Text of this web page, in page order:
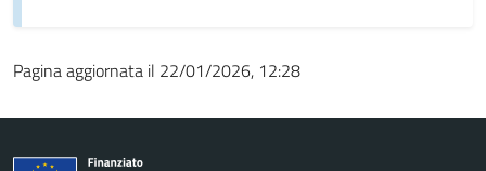
Pagina aggiornata il 22/01/2026, 12:28